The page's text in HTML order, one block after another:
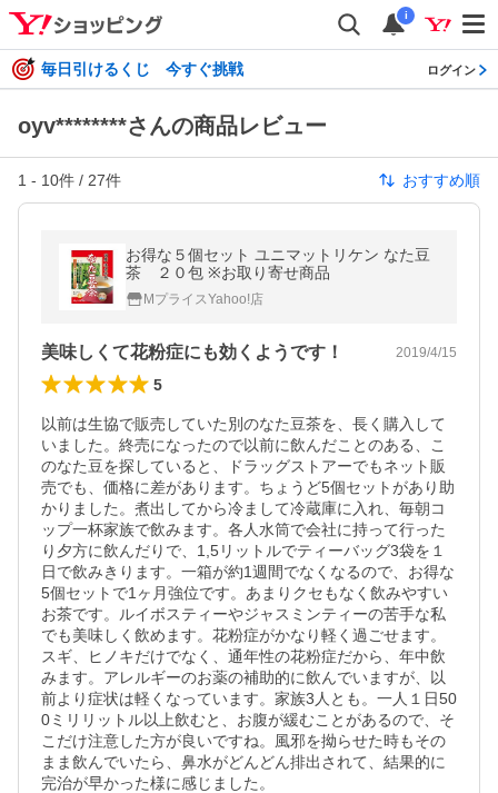
i
毎日引けるくじ 今すぐ挑戦 ログイン
oyv********さんの商品レビュー
1 - 10件 / 27件 おすすめ順
お得な５個セット ユニマットリケン なた豆
茶 ２０包 ※お取り寄せ商品
MプライスYahoo!店
美味しくて花粉症にも効くようです！ 2019/4/15
5
以前は生協で販売していた別のなた豆茶を、長く購入して
いました。終売になったので以前に飲んだことのある、こ
のなた豆を探していると、ドラッグストアーでもネット販
売でも、価格に差があります。ちょうど5個セットがあり助
かりました。煮出してから冷まして冷蔵庫に入れ、毎朝コ
ップ一杯家族で飲みます。各人水筒で会社に持って行った
り夕方に飲んだりで、1,5リットルでティーバッグ3袋を１
日で飲みきります。一箱が約1週間でなくなるので、お得な
5個セットで1ヶ月強位です。あまりクセもなく飲みやすい
お茶です。ルイボスティーやジャスミンティーの苦手な私
でも美味しく飲めます。花粉症がかなり軽く過ごせます。
スギ、ヒノキだけでなく、通年性の花粉症だから、年中飲
みます。アレルギーのお薬の補助的に飲んでいますが、以
前より症状は軽くなっています。家族3人とも。一人１日50
0ミリリットル以上飲むと、お腹が緩むことがあるので、そ
こだけ注意した方が良いですね。風邪を拗らせた時もその
まま飲んでいたら、鼻水がどんどん排出されて、結果的に
完治が早かった様に感じました。